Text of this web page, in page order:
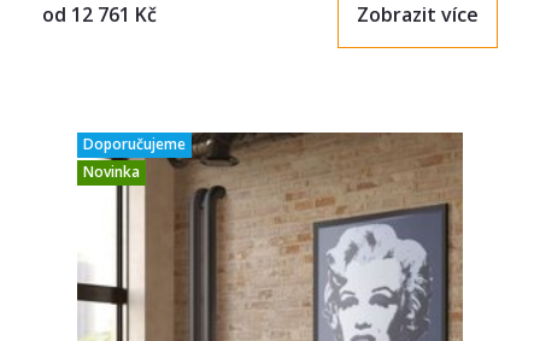
od 12 761 Kč Zobrazit více
Doporučujeme
Novinka